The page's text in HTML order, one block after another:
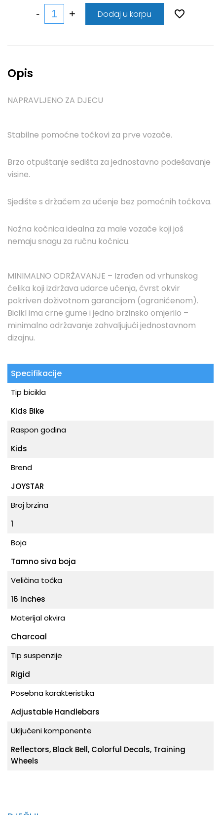
Dodaj u korpu
Opis
NAPRAVLJENO ZA DJECU
Stabilne pomoćne točkovi za prve vozače.
Brzo otpuštanje sedišta za jednostavno podešavanje
visine.
Sjedište s držačem za učenje bez pomoćnih točkova.
Nožna kočnica idealna za male vozače koji još
nemaju snagu za ručnu kočnicu.
MINIMALNO ODRŽAVANJE – Izrađen od vrhunskog
čelika koji izdržava udarce učenja, čvrst okvir
pokriven doživotnom garancijom (ograničenom).
Bicikl ima crne gume i jedno brzinsko omjerilo –
minimalno održavanje zahvaljujući jednostavnom
dizajnu.
Specifikacije
Tip bicikla
Kids Bike
Raspon godina
Kids
Brend
JOYSTAR
Broj brzina
1
Boja
Tamno siva boja
Veličina točka
16 Inches
Materijal okvira
Charcoal
Tip suspenzije
Rigid
Posebna karakteristika
Adjustable Handlebars
Uključeni komponente
Reflectors, Black Bell, Colorful Decals, Training
Wheels